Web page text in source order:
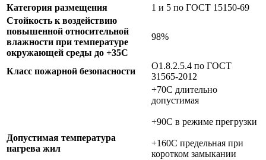
Категория размещения
1 и 5 по ГОСТ 15150-69
Стойкость к воздействию
повышенной относительной
влажности при температуре
окружающей среды до +35C
98%
Класс пожарной безопасности
О1.8.2.5.4 по ГОСТ
31565-2012
Допустимая температура
нагрева жил
+70C длительно
допустимая
+90C в режиме прегрузки
+160C предельная при
коротком замыкании